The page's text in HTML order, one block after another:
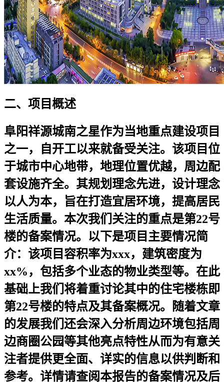
二、项目概述
阜阳祥源城南之星作为当地重点建设项目
之一，自开工以来就备受关注。该项目位
于城市中心地带，地理位置优越，周边配
套设施齐全。其规划理念先进，设计理念
以人为本，旨在打造宜居环境，提高居民
生活质量。本次我们关注的重点是第22号
楼的备案情况。以下是项目主要情况简
介：该项目容积率为xxx，建筑密度为
xx%，包括多个业态的物业类型等。在此
基础上我们将着重讨论其中的住宅楼栋即
第22号楼的特点及其备案概况。随着文章
的发展我们还会深入分析周边环境包括周
边商圈公园等其他亮点特性从而为有意关
注者提供更全面、详实的信息以供判断和
参考。详情请查阅本报告的备案情况及后